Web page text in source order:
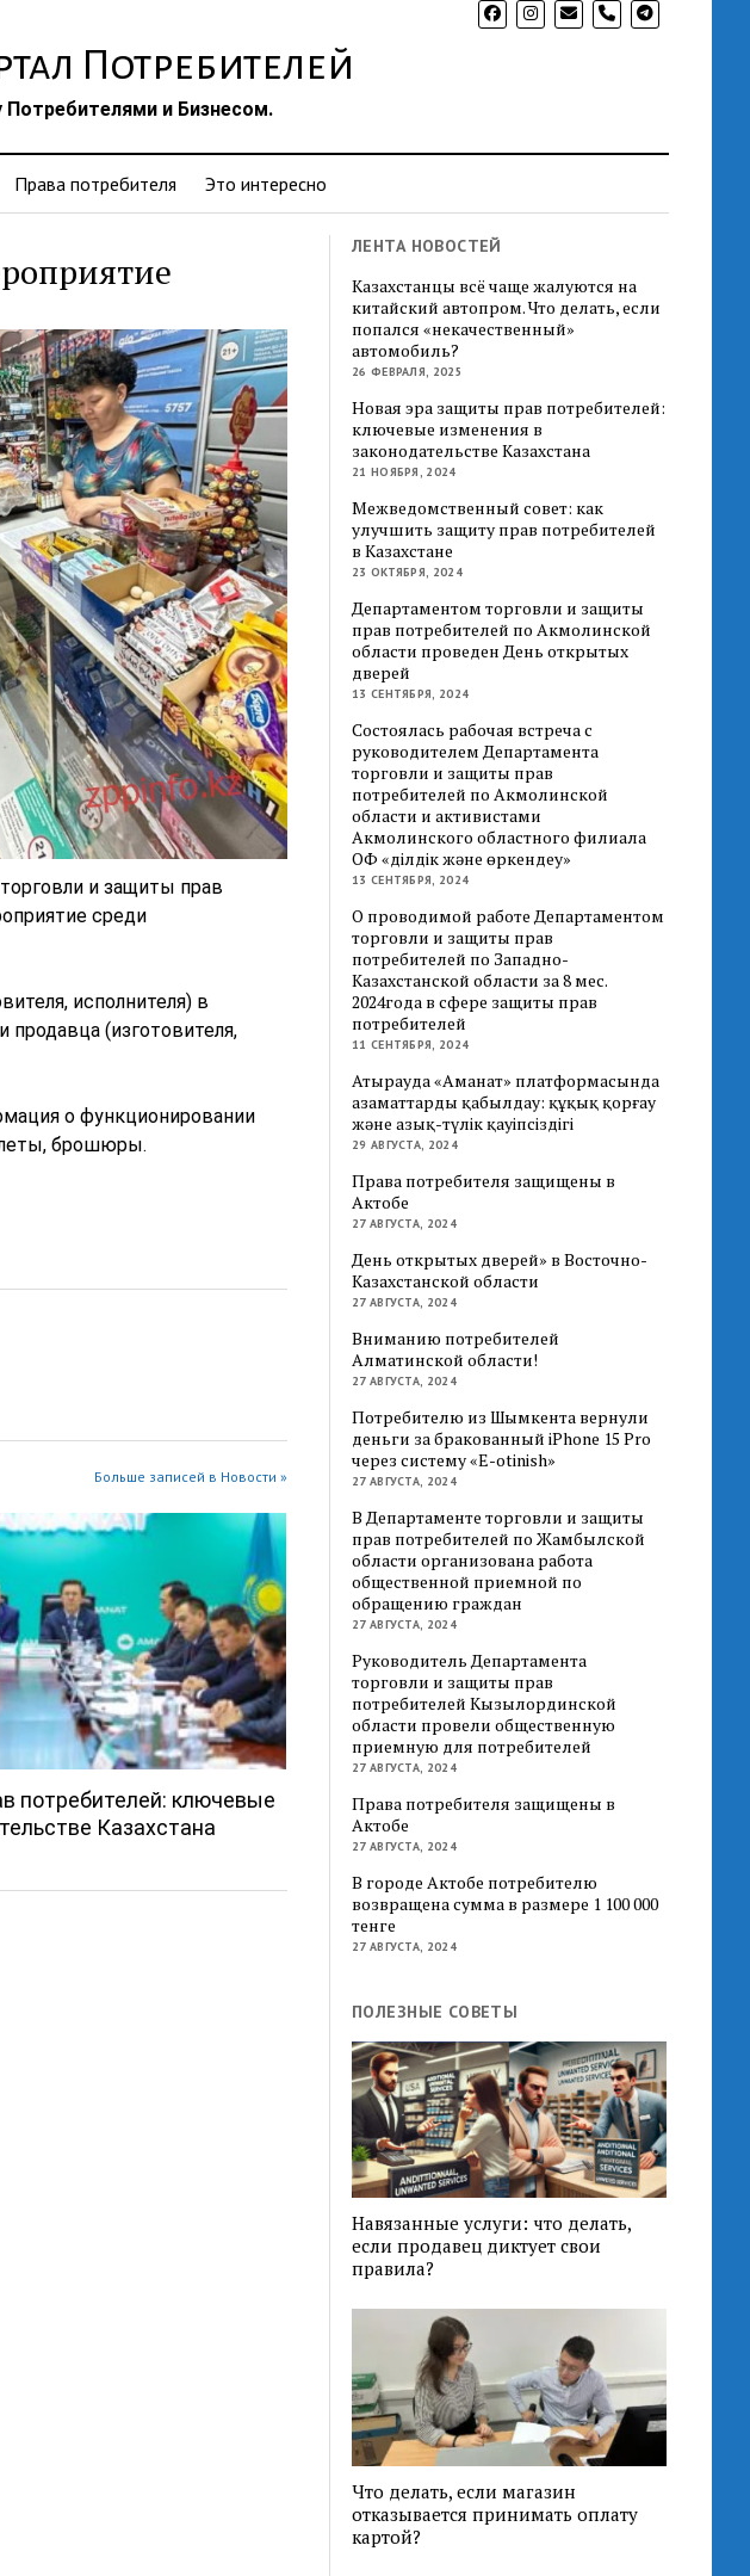
phone
Потребителей
и Бизнесом.
Права потребителя Это интересно
и защиты прав
среди
исполнителя) в
продавца (изготовителя,
о функционировании
брошюры.
Больше записей в Новости »
потребителей: ключевые
Казахстана
ЛЕНТА НОВОСТЕЙ
Казахстанцы всё чаще жалуются на
китайский автопром. Что делать, если
попался «некачественный»
автомобиль?
26 ФЕВРАЛЯ, 2025
Новая эра защиты прав потребителей:
ключевые изменения в
законодательстве Казахстана
21 НОЯБРЯ, 2024
Межведомственный совет: как
улучшить защиту прав потребителей
в Казахстане
23 ОКТЯБРЯ, 2024
Департаментом торговли и защиты
прав потребителей по Акмолинской
области проведен День открытых
дверей
13 СЕНТЯБРЯ, 2024
Состоялась рабочая встреча с
руководителем Департамента
торговли и защиты прав
потребителей по Акмолинской
области и активистами
Акмолинского областного филиала
ОФ «Әділдік және өркендеу»
13 СЕНТЯБРЯ, 2024
О проводимой работе Департаментом
торговли и защиты прав
потребителей по Западно-
Казахстанской области за 8 мес.
2024года в сфере защиты прав
потребителей
11 СЕНТЯБРЯ, 2024
Атырауда «Аманат» платформасында
азаматтарды қабылдау: құқық қорғау
және азық-түлік қауіпсіздігі
29 АВГУСТА, 2024
Права потребителя защищены в
Актобе
27 АВГУСТА, 2024
День открытых дверей» в Восточно-
Казахстанской области
27 АВГУСТА, 2024
Вниманию потребителей
Алматинской области!
27 АВГУСТА, 2024
Потребителю из Шымкента вернули
деньги за бракованный iPhone 15 Pro
через систему «E-otinish»
27 АВГУСТА, 2024
В Департаменте торговли и защиты
прав потребителей по Жамбылской
области организована работа
общественной приемной по
обращению граждан
27 АВГУСТА, 2024
Руководитель Департамента
торговли и защиты прав
потребителей Кызылординской
области провели общественную
приемную для потребителей
27 АВГУСТА, 2024
Права потребителя защищены в
Актобе
27 АВГУСТА, 2024
В городе Актобе потребителю
возвращена сумма в размере 1 100 000
тенге
27 АВГУСТА, 2024
ПОЛЕЗНЫЕ СОВЕТЫ
Навязанные услуги: что делать,
если продавец диктует свои
правила?
Что делать, если магазин
отказывается принимать оплату
картой?